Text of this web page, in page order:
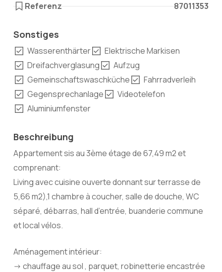
Referenz
87011353
Sonstiges
Wasserenthärter
Elektrische Markisen
Dreifachverglasung
Aufzug
Gemeinschaftswaschküche
Fahrradverleih
Gegensprechanlage
Videotelefon
Aluminiumfenster
Beschreibung
Appartement sis au 3ème étage de 67,49 m2 et
comprenant:
Living avec cuisine ouverte donnant sur terrasse de
5,66 m2),1 chambre à coucher, salle de douche, WC
séparé, débarras, hall d’entrée, buanderie commune
et local vélos.
Aménagement intérieur:
-> chauffage au sol , parquet, robinetterie encastrée